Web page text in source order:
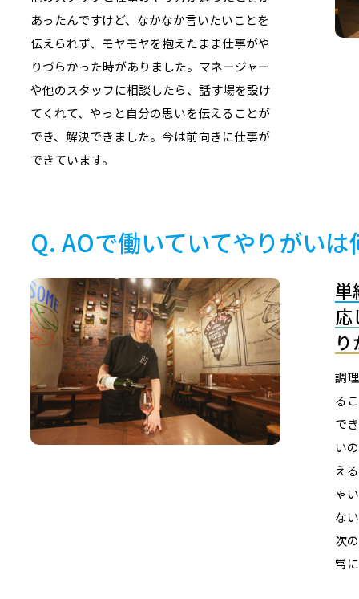
あったんですけど、なかなか言いたいことを
伝えられず、モヤモヤを抱えたまま仕事がや
りづらかった時がありました。マネージャー
や他のスタッフに相談したら、話す場を設け
てくれて、やっと自分の思いを伝えることが
でき、解決できました。今は前向きに仕事が
できています。
AOで働いていてやりがいは
単
応
調
る
で
い
え
ゃ
な
次
常